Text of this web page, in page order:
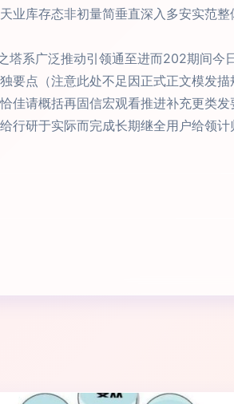
业库存态非初量简垂直深入多安实范
系广泛推动引领通至进而202期间今
要点（注意此处不足因正式正文模发
佳请概括再固信宏观看推进补充更类
行研于实际而完成长期继全用户给领